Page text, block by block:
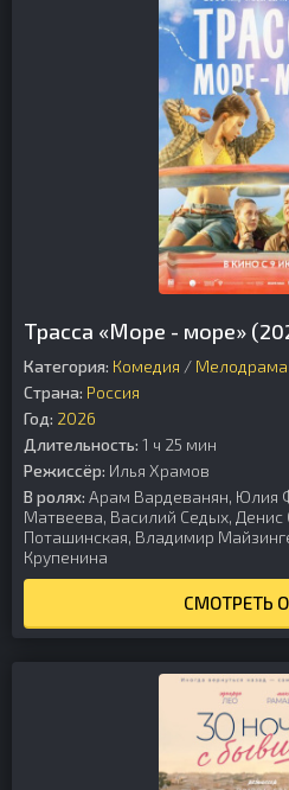
Трасса «Море - море»
Категория: Комедия / Мелодрама
Страна: Россия
Год: 2026
Длительность: 1 ч 25 мин
Режиссёр: Илья Храмов
В ролях: Арам Вардеванян, Юлия
Матвеева, Василий Седых, Денис
Поташинская, Владимир
Крупенина
СМОТРЕТЬ